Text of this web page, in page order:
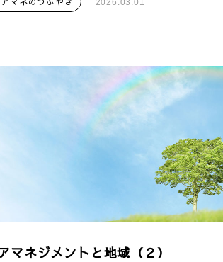
マネジメントと地域（２）